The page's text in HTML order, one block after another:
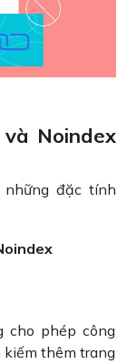
Noindex
đặc tính
cho phép công
kiếm thêm trang